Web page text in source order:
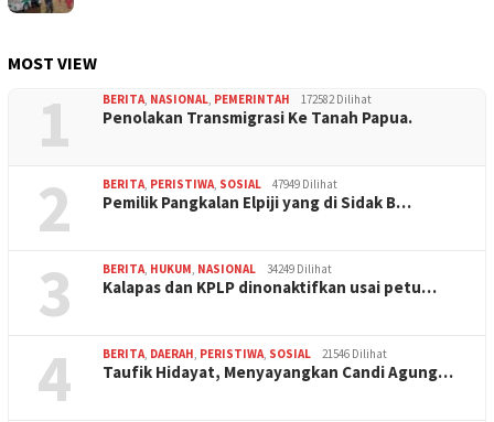
MOST VIEW
1 BERITA, NASIONAL, PEMERINTAH 172582 Dilihat
Penolakan Transmigrasi Ke Tanah Papua.
2 BERITA, PERISTIWA, SOSIAL 47949 Dilihat
Pemilik Pangkalan Elpiji yang di Sidak B…
3 BERITA, HUKUM, NASIONAL 34249 Dilihat
Kalapas dan KPLP dinonaktifkan usai petu…
4 BERITA, DAERAH, PERISTIWA, SOSIAL 21546 Dilihat
Taufik Hidayat, Menyayangkan Candi Agung…